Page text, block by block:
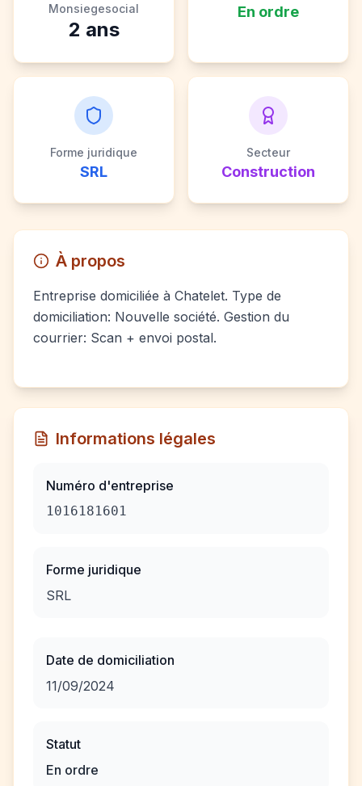
Monsiegesocial
2 ans
En ordre
Forme juridique
SRL
Secteur
Construction
À propos
Entreprise domiciliée à Chatelet. Type de
domiciliation: Nouvelle société. Gestion du
courrier: Scan + envoi postal.
Informations légales
Numéro d'entreprise
1016181601
Forme juridique
SRL
Date de domiciliation
11/09/2024
Statut
En ordre